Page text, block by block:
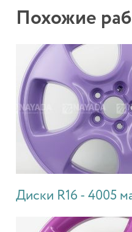
Похожие
Диски R16 - 4005